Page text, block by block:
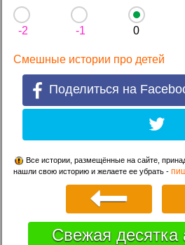
-2 -1 0
Смешные истории про детей
Поделиться на
Все истории, размещённые на сайте,
нашли свою историю и желаете ее убрать -
Свежая десятка